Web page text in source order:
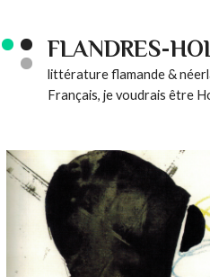
FLANDRES-
littérature flamande &
Français, je voudrais être